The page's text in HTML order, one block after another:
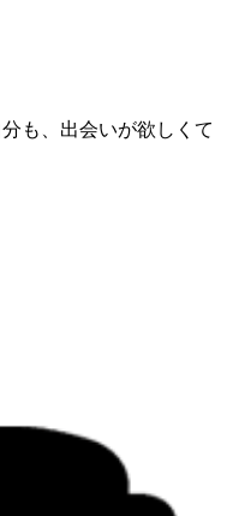
も、出会いが欲しくて